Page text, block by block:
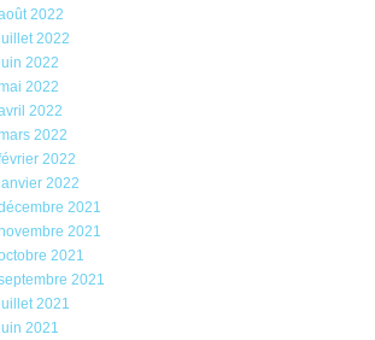
2022
2022
2022
2022
2022
2022
2022
2022
2021
2021
2021
2021
2021
2021